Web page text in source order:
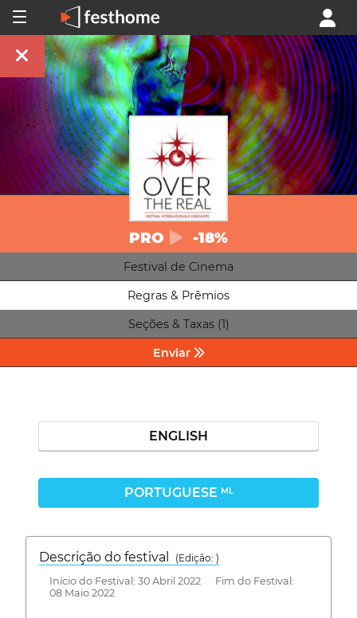
PRO -18%
Festival de Cinema
Regras & Prêmios
Seções & Taxas (1)
Enviar
ENGLISH
PORTUGUESE ML
Descrição do festival
(Edição: )
Início do Festival: 30 Abril 2022 Fim do Festival:
08 Maio 2022